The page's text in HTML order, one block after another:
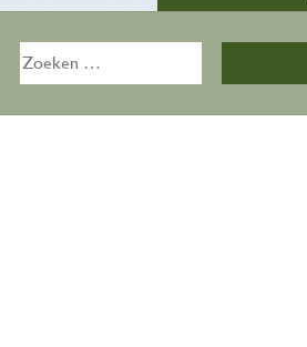
Activiteiten
Zoeken
naar: